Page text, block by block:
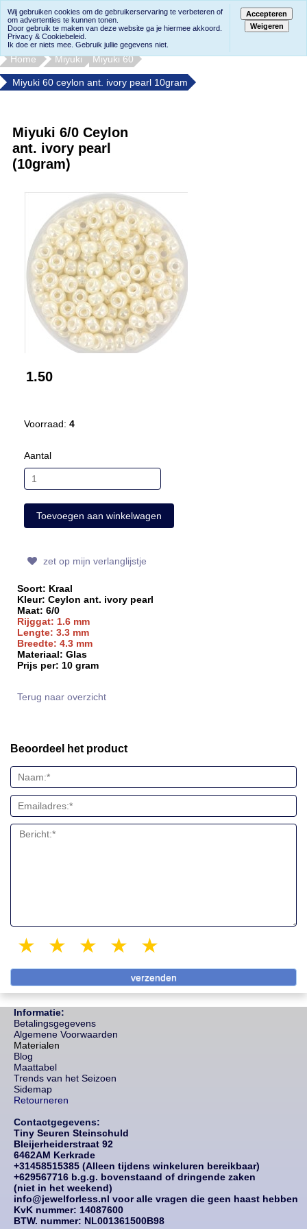
Home Miyuki Miyuki 60
Miyuki 60 ceylon ant. ivory pearl 10gram
Miyuki 6/0 Ceylon
ant. ivory pearl
(10gram)
1.50
Voorraad: 4
Aantal
zet op mijn verlanglijstje
Soort: Kraal
Kleur: Ceylon ant. ivory pearl
Maat: 6/0
Rijggat: 1.6 mm
Lengte: 3.3 mm
Breedte: 4.3 mm
Materiaal: Glas
Prijs per: 10 gram
Terug naar overzicht
Beoordeel het product
4 stars
3 stars
2 stars
1 star
Informatie:
Betalingsgegevens
Algemene Voorwaarden
Materialen
Blog
Maattabel
Trends van het Seizoen
Sidemap
Retourneren
Contactgegevens:
Tiny Seuren Steinschuld
Bleijerheiderstraat 92
6462AM Kerkrade
+31458515385 (Alleen tijdens winkeluren bereikbaar)
+629567716 b.g.g. bovenstaand of dringende zaken
(niet in het weekend)
info@jewelforless.nl voor alle vragen die geen haast hebben
KvK nummer: 14087600
BTW. nummer: NL001361500B98
Wij gebruiken cookies om de gebruikerservaring te verbeteren of
om advertenties te kunnen tonen.
Door gebruik te maken van deze website ga je hiermee akkoord.
Privacy & Cookiebeleid.
Ik doe er niets mee. Gebruik jullie gegevens niet.
Accepteren
Weigeren